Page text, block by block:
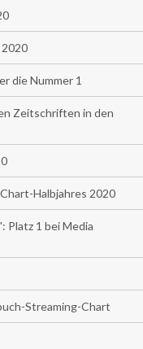
die Nummer 1
Zeitschriften in den
Halbjahres 2020
Platz 1 bei Media
Streaming-Chart